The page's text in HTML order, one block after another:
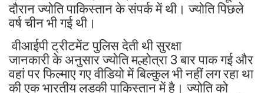
दौरान ज्योति पाकिस्तान के संपर्क में थी। ज्योति पिछले
वर्ष चीन भी गई थी।
वीआईपी ट्रीटमेंट पुलिस देती थी सुरक्षा
जानकारी के अनुसार ज्योति मल्होत्रा 3 बार पाक गई और
वहां पर फिल्माए गए वीडियो में बिल्कुल भी नहीं लग रहा था
की एक भारतीय लड़की पाकिस्तान में है। ज्योति को